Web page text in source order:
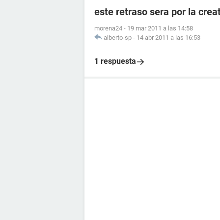
este retraso sera por la
morena24 - 19 mar 2011 a las 14:58
alberto-sp - 14 abr 2011 a las 16:53
1 respuesta